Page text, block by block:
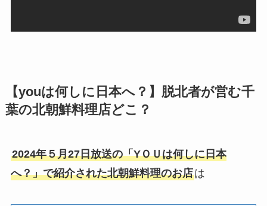
【youは何しに日本へ？】脱北者が営む千
葉の北朝鮮料理店どこ？
2024年５月27日放送の「YＯＵは何しに日本
へ？」で紹介された北朝鮮料理のお店は